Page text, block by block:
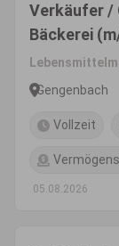
Verkäufer /
Bäckerei
Gengenbach
Vollzeit
05.08.2026